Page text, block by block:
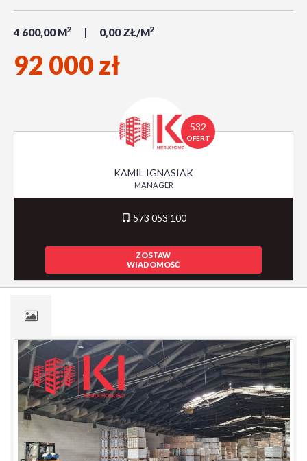
4 600,00 M2 0,00 ZŁ/M2
92 000 zł
532
OFERT
KAMIL IGNASIAK
MANAGER
573 053 100
ZOSTAW
WIADOMOŚĆ